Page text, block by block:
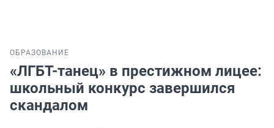
ОБРАЗОВАНИЕ
«ЛГБТ-танец» в престижном лицее:
школьный конкурс завершился
скандалом